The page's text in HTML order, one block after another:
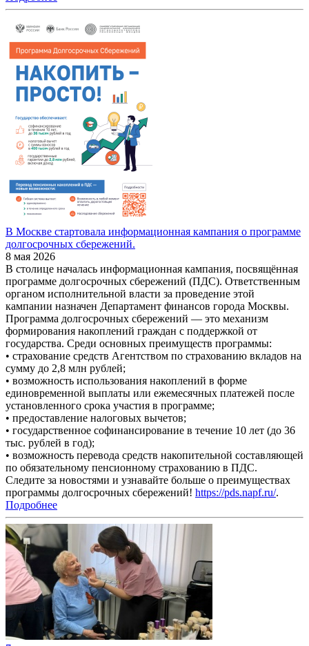
В Москве стартовала информационная кампания о программе
долгосрочных сбережений.
8 мая 2026
В столице началась информационная кампания, посвящённая
программе долгосрочных сбережений (ПДС). Ответственным
органом исполнительной власти за проведение этой
кампании назначен Департамент финансов города Москвы.
Программа долгосрочных сбережений — это механизм
формирования накоплений граждан с поддержкой от
государства. Среди основных преимуществ программы:
• страхование средств Агентством по страхованию вкладов на
сумму до 2,8 млн рублей;
• возможность использования накоплений в форме
единовременной выплаты или ежемесячных платежей после
установленного срока участия в программе;
• предоставление налоговых вычетов;
• государственное софинансирование в течение 10 лет (до 36
тыс. рублей в год);
• возможность перевода средств накопительной составляющей
по обязательному пенсионному страхованию в ПДС.
Следите за новостями и узнавайте больше о преимуществах
программы долгосрочных сбережений! https://pds.napf.ru/.
Подробнее